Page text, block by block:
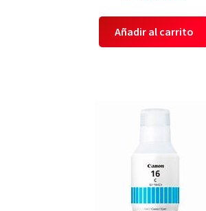
Añadir al carrito